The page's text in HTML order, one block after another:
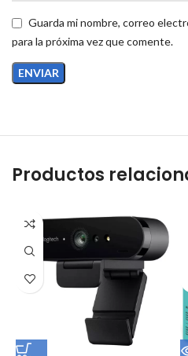
Guarda mi nombre, correo
para la próxima vez que comente.
Productos